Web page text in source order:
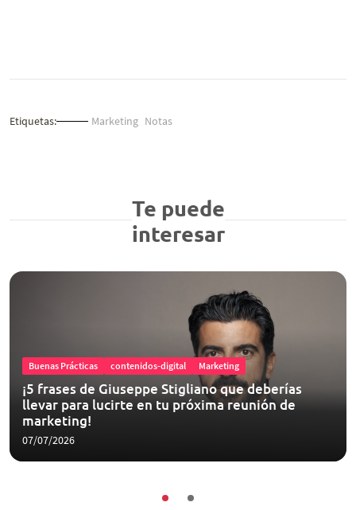
Etiquetas: Marketing Notas
Te puede
interesar
Buenas Prácticas contenidos-digital Marketing
¡5 frases de Giuseppe Stigliano que deberías
llevar para lucirte en tu próxima reunión de
marketing!
07/07/2026